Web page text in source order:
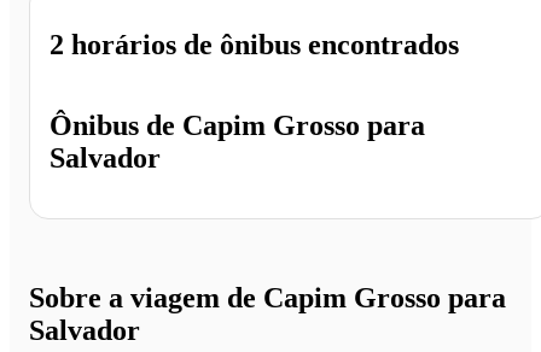
Ônibus de Capim Grosso para
Salvador
2 horários de ônibus encontrados
Sobre a viagem de Capim Grosso para
Salvador